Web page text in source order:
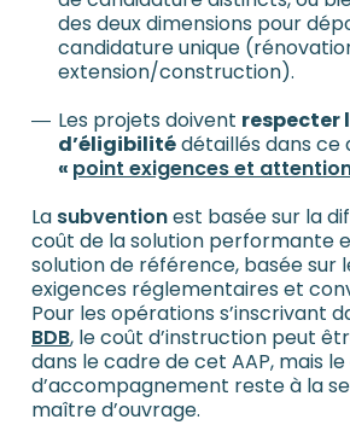
des deux dimensions pour
candidature unique
extension/construction).
Les projets doivent respecter
d’éligibilitédétaillés dans ce
« point exigences et
La subventionest basée sur la
coût de la solution performante
solution de référence, basée sur
exigences réglementaires et
Pour les opérations s’inscrivant
BDB, le coût d’instruction peut
dans le cadre de cet AAP, mais
d’accompagnement reste à la
maître d’ouvrage.